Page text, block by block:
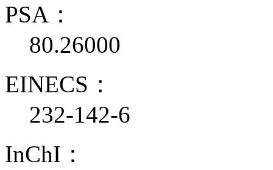
PSA：
80.26000
EINECS：
232-142-6
InChI：